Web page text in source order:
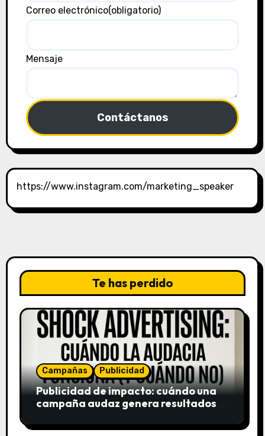
Correo electrónico(obligatorio)
Mensaje
Contáctanos
https://www.instagram.com/marketing_speaker
Te has perdido
Campañas Publicidad
Publicidad de impacto: cuándo una
campaña audaz genera resultados y